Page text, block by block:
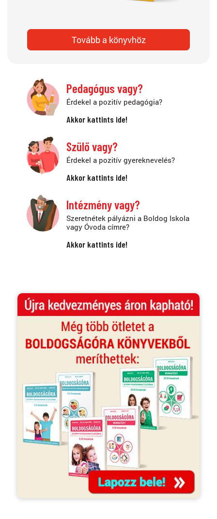
Tovább a könyvhöz
Pedagógus vagy?
Érdekel a pozitív pedagógia?
Akkor kattints ide!
Szülő vagy?
Érdekel a pozitív gyereknevelés?
Akkor kattints ide!
Intézmény vagy?
Szeretnétek pályázni a Boldog Iskola
vagy Óvoda címre?
Akkor kattints ide!